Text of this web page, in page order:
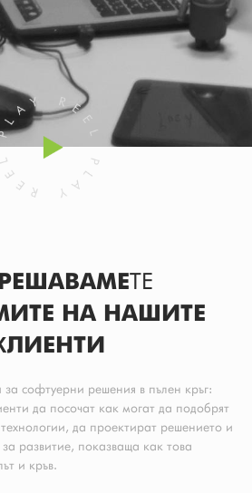
РЕШАВАМЕТЕ
НА НАШИТЕ
за софтуерни решения в пълен кръг:
да посочат как могат да подобрят
да проектират решението и
развитие, показваща как това
и кръв.